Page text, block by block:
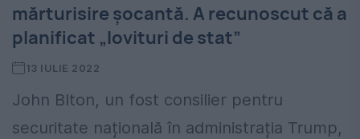
mărturisire șocantă. A recunoscut că a
planificat „lovituri de stat”
13 IULIE 2022
John Blton, un fost consilier pentru
securitate națională în administrația Trump,